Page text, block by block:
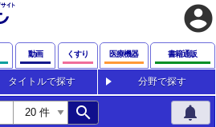
account_circle
動画 くすり 医療機器 書籍通販
タイトルで探す 分野で探す
search notifications